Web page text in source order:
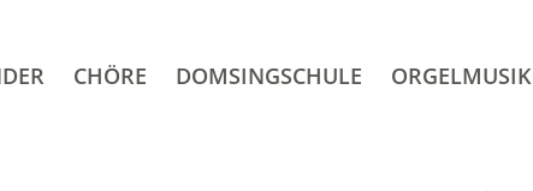
CHÖRE DOMSINGSCHULE ORGELMUSIK